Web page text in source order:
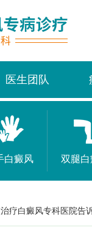
医生团队
白癜风 双腿
疗白癜风专科医院告